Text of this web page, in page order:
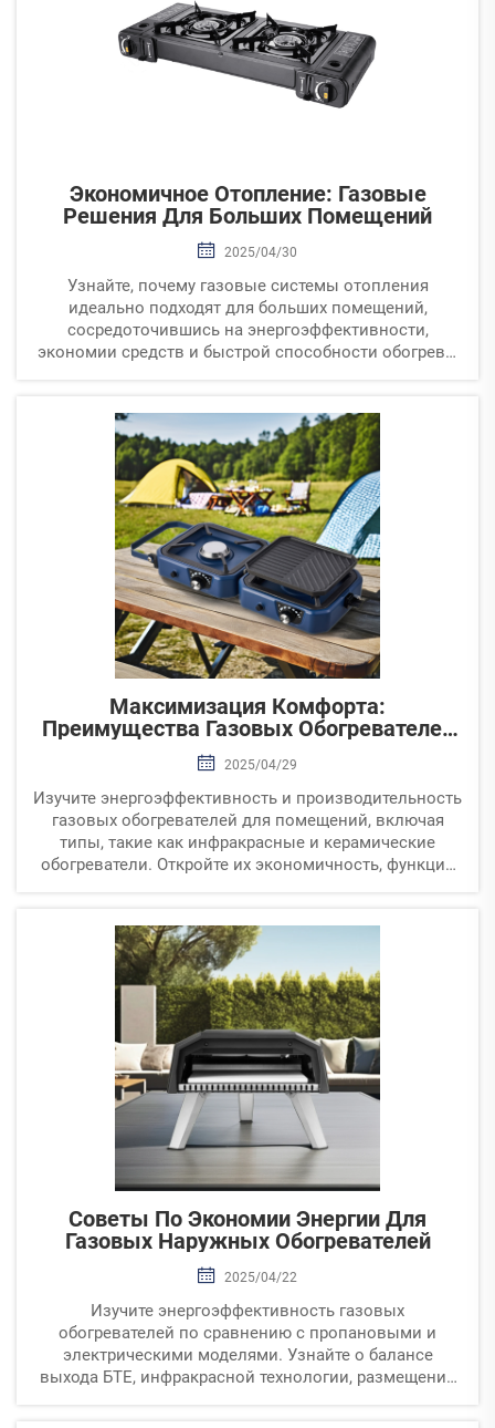
Экономичное Отопление: Газовые
Решения Для Больших Помещений
2025/04/30
Узнайте, почему газовые системы отопления
идеально подходят для больших помещений,
сосредоточившись на энергоэффективности,
экономии средств и быстрой способности обогрева.
которые максимизируют термический комфорт и
минимизируют затраты.
Максимизация Комфорта:
Преимущества Газовых Обогревателей
Для Помещений
2025/04/29
Изучите энергоэффективность и производительность
газовых обогревателей для помещений, включая
типы, такие как инфракрасные и керамические
обогреватели. Откройте их экономичность, функции
заботящихся об энергии.
Советы По Экономии Энергии Для
Газовых Наружных Обогревателей
2025/04/22
Изучите энергоэффективность газовых
обогревателей по сравнению с пропановыми и
электрическими моделями. Узнайте о балансе
выхода БТЕ, инфракрасной технологии, размещении